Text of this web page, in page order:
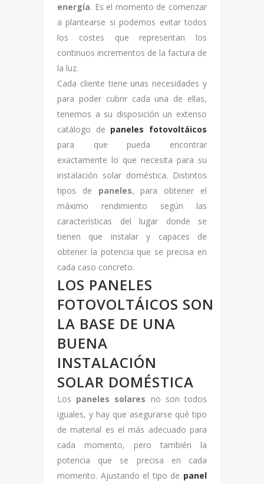
energía. Es el momento de comenzar
a plantearse si podemos evitar todos
los costes que representan los
continuos incrementos de la factura de
la luz.
Cada cliente tiene unas necesidades y
para poder cubrir cada una de ellas,
tenemos a su disposición un extenso
catálogo de paneles fotovoltáicos
para que pueda encontrar
exactamente lo que necesita para su
instalación solar doméstica. Distintos
tipos de paneles, para obtener el
máximo rendimiento según las
características del lugar donde se
tienen que instalar y capaces de
obtener la potencia que se precisa en
cada caso concreto.
LOS PANELES
FOTOVOLTÁICOS SON
LA BASE DE UNA
BUENA
INSTALACIÓN
SOLAR DOMÉSTICA
Los paneles solares no son todos
iguales, y hay que asegurarse qué tipo
de material es el más adecuado para
cada momento, pero también la
potencia que se precisa en cada
momento. Ajustando el tipo de panel